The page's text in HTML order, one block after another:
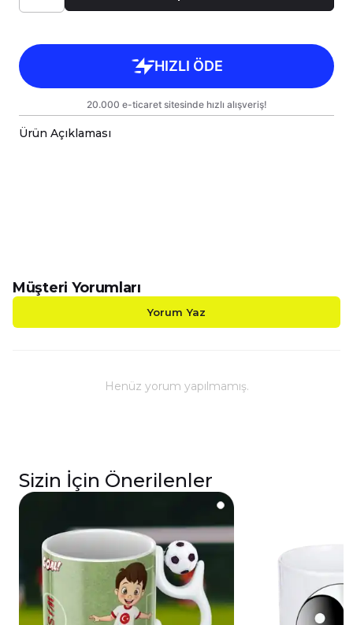
Ürün Açıklaması
Müşteri Yorumları
Yorum Yaz
Henüz yorum yapılmamış.
Sizin İçin Önerilenler